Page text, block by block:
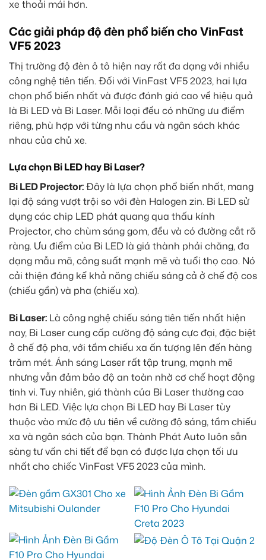
xe thoải mái hơn.
Các giải pháp độ đèn phổ biến cho VinFast
VF5 2023
Thị trường độ đèn ô tô hiện nay rất đa dạng với nhiều
công nghệ tiên tiến. Đối với VinFast VF5 2023, hai lựa
chọn phổ biến nhất và được đánh giá cao về hiệu quả
là Bi LED và Bi Laser. Mỗi loại đều có những ưu điểm
riêng, phù hợp với từng nhu cầu và ngân sách khác
nhau của chủ xe.
Lựa chọn Bi LED hay Bi Laser?
Bi LED Projector:Đây là lựa chọn phổ biến nhất, mang
lại độ sáng vượt trội so với đèn Halogen zin. Bi LED sử
dụng các chip LED phát quang qua thấu kính
Projector, cho chùm sáng gom, đều và có đường cắt rõ
ràng. Ưu điểm của Bi LED là giá thành phải chăng, đa
dạng mẫu mã, công suất mạnh mẽ và tuổi thọ cao. Nó
cải thiện đáng kể khả năng chiếu sáng cả ở chế độ cos
(chiếu gần) và pha (chiếu xa).
Bi Laser: Là công nghệ chiếu sáng tiên tiến nhất hiện
nay, Bi Laser cung cấp cường độ sáng cực đại, đặc biệt
ở chế độ pha, với tầm chiếu xa ấn tượng lên đến hàng
trăm mét. Ánh sáng Laser rất tập trung, mạnh mẽ
nhưng vẫn đảm bảo độ an toàn nhờ cơ chế hoạt động
tinh vi. Tuy nhiên, giá thành của Bi Laser thường cao
hơn Bi LED. Việc lựa chọn Bi LED hay Bi Laser tùy
thuộc vào mức độ ưu tiên về cường độ sáng, tầm chiếu
xa và ngân sách của bạn. Thành Phát Auto luôn sẵn
sàng tư vấn chi tiết để bạn có được lựa chọn tối ưu
nhất cho chiếc VinFast VF5 2023 của mình.